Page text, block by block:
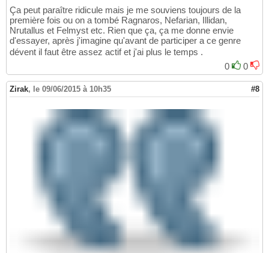
Ça peut paraître ridicule mais je me souviens toujours de la
première fois ou on a tombé Ragnaros, Nefarian, Illidan,
Nrutallus et Felmyst etc. Rien que ça, ça me donne envie
d'essayer, après j'imagine qu'avant de participer a ce genre
dévent il faut être assez actif et j'ai plus le temps .
0
0
Zirak, le 09/06/2015 à 10h35 #8